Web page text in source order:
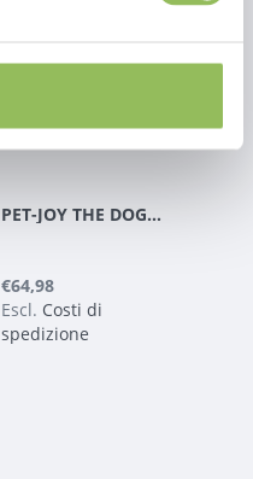
PET-JOY THE DOGGYWALKER SLIP LINE BROWN
€64,98
Escl. Costi di
spedizione